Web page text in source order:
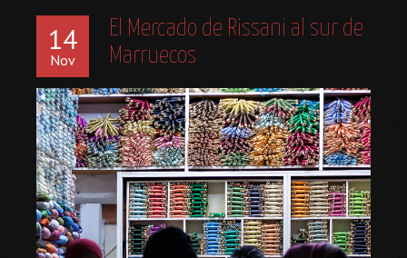
14
Nov
El Mercado de Rissani al sur de
Marruecos